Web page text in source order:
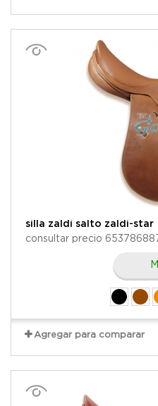
silla zaldi salto zaldi-star
consultar precio
Agregar para comparar